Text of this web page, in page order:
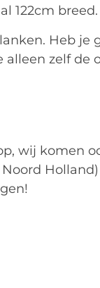
122cm breed.
Heb je
zelf de
wij komen
Holland)